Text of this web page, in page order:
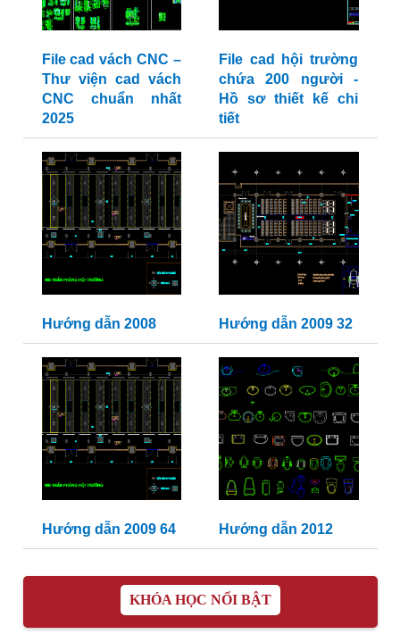
File cad vách CNC –
Thư viện cad vách
CNC chuẩn nhất
2025
File cad hội trường
chứa 200 người -
Hồ sơ thiết kế chi
tiết
Hướng dẫn 2008 Hướng dẫn 2009 32
Hướng dẫn 2009 64 Hướng dẫn 2012
KHÓA HỌC NỔI BẬT